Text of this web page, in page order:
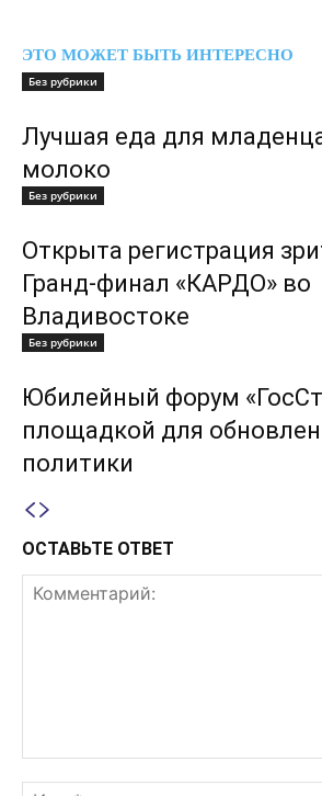
ЭТО МОЖЕТ БЫТЬ ИНТЕРЕСНО
Без рубрики
Лучшая еда для
молоко
Без рубрики
Открыта регистрация
Гранд-финал «КАРДО» во
Владивостоке
Без рубрики
Юбилейный форум
площадкой для
политики
ОСТАВЬТЕ ОТВЕТ